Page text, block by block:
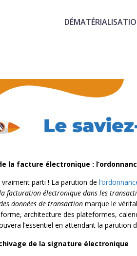
? n°8
la facture électronique :
vraiment parti ! La parution de
facturation électronique dans les
données de transaction marque le
architecture des plateformes,
l’essentiel en attendant la parution
de la signature électronique